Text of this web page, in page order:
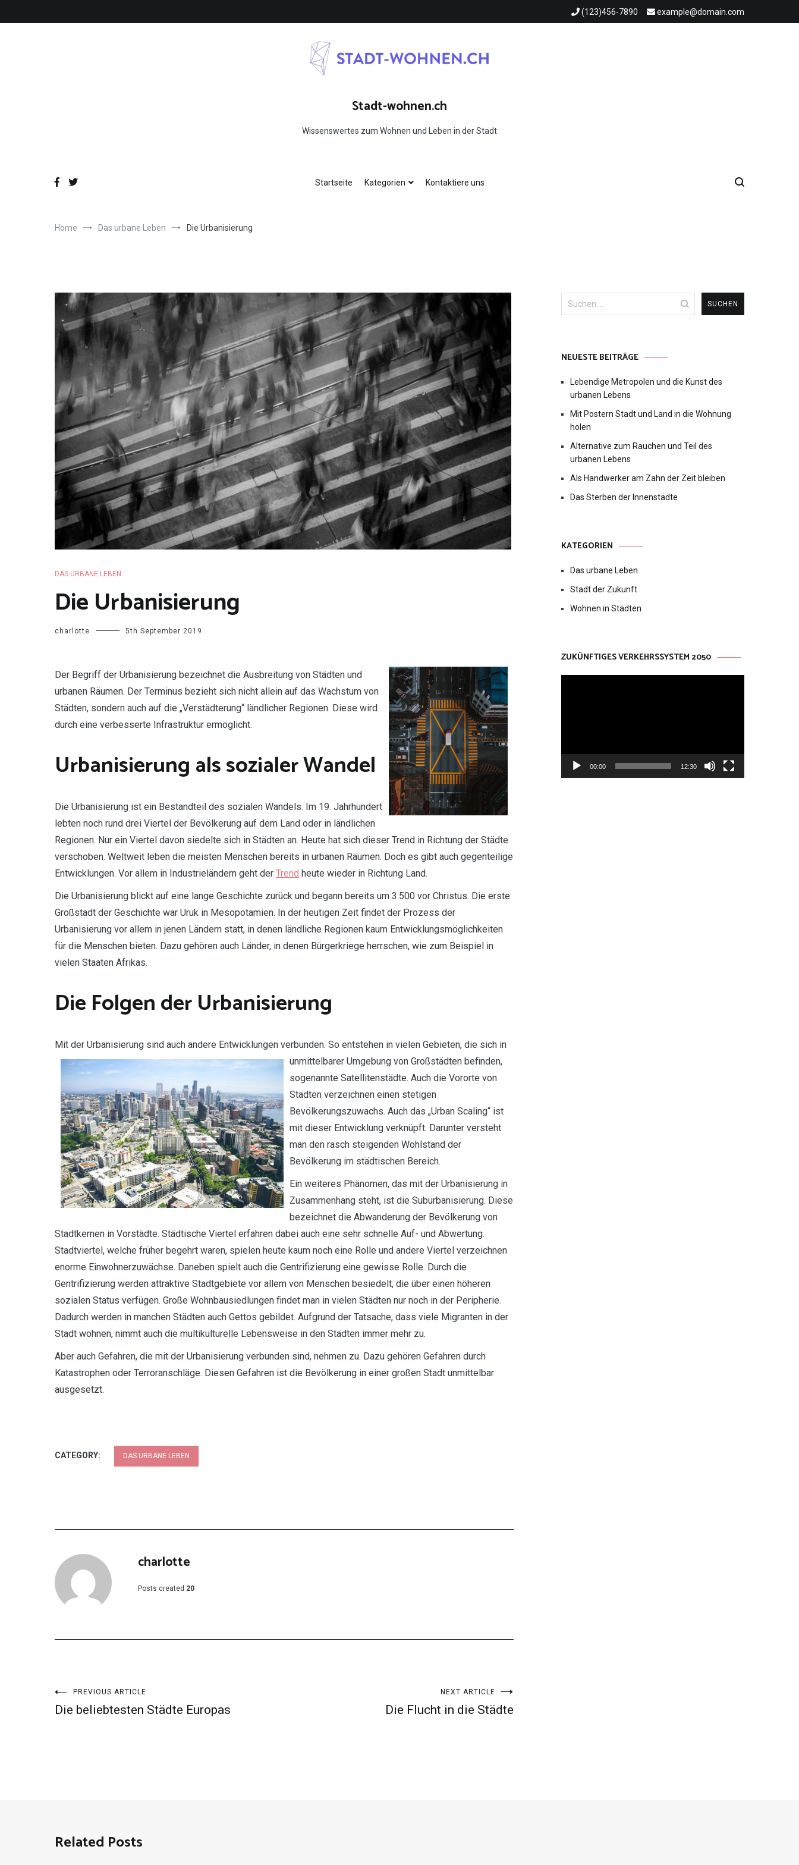
(123)456-7890 example@domain.com
Stadt-wohnen.ch
Wissenswertes zum Wohnen und Leben in der Stadt
Startseite Kategorien Kontaktiere uns
Home Das urbane Leben Die Urbanisierung
DAS URBANE LEBEN
Die Urbanisierung
charlotte 5th September 2019
Der Begriff der Urbanisierung bezeichnet die Ausbreitung von Städten und
urbanen Räumen. Der Terminus bezieht sich nicht allein auf das Wachstum von
Städten, sondern auch auf die „Verstädterung“ ländlicher Regionen. Diese wird
durch eine verbesserte Infrastruktur ermöglicht.
Urbanisierung als sozialer Wandel
Die Urbanisierung ist ein Bestandteil des sozialen Wandels. Im 19. Jahrhundert
lebten noch rund drei Viertel der Bevölkerung auf dem Land oder in ländlichen
Regionen. Nur ein Viertel davon siedelte sich in Städten an. Heute hat sich dieser Trend in Richtung der Städte
verschoben. Weltweit leben die meisten Menschen bereits in urbanen Räumen. Doch es gibt auch gegenteilige
Entwicklungen. Vor allem in Industrieländern geht der Trend heute wieder in Richtung Land.
Die Urbanisierung blickt auf eine lange Geschichte zurück und begann bereits um 3.500 vor Christus. Die erste
Großstadt der Geschichte war Uruk in Mesopotamien. In der heutigen Zeit findet der Prozess der
Urbanisierung vor allem in jenen Ländern statt, in denen ländliche Regionen kaum Entwicklungsmöglichkeiten
für die Menschen bieten. Dazu gehören auch Länder, in denen Bürgerkriege herrschen, wie zum Beispiel in
vielen Staaten Afrikas.
Die Folgen der Urbanisierung
Mit der Urbanisierung sind auch andere Entwicklungen verbunden. So entstehen in vielen Gebieten, die sich in
unmittelbarer Umgebung von Großstädten befinden,
sogenannte Satellitenstädte. Auch die Vororte von
Städten verzeichnen einen stetigen
Bevölkerungszuwachs. Auch das „Urban Scaling“ ist
mit dieser Entwicklung verknüpft. Darunter versteht
man den rasch steigenden Wohlstand der
Bevölkerung im städtischen Bereich.
Ein weiteres Phänomen, das mit der Urbanisierung in
Zusammenhang steht, ist die Suburbanisierung. Diese
bezeichnet die Abwanderung der Bevölkerung von
Stadtkernen in Vorstädte. Städtische Viertel erfahren dabei auch eine sehr schnelle Auf- und Abwertung.
Stadtviertel, welche früher begehrt waren, spielen heute kaum noch eine Rolle und andere Viertel verzeichnen
enorme Einwohnerzuwächse. Daneben spielt auch die Gentrifizierung eine gewisse Rolle. Durch die
Gentrifizierung werden attraktive Stadtgebiete vor allem von Menschen besiedelt, die über einen höheren
sozialen Status verfügen. Große Wohnbausiedlungen findet man in vielen Städten nur noch in der Peripherie.
Dadurch werden in manchen Städten auch Gettos gebildet. Aufgrund der Tatsache, dass viele Migranten in der
Stadt wohnen, nimmt auch die multikulturelle Lebensweise in den Städten immer mehr zu.
Aber auch Gefahren, die mit der Urbanisierung verbunden sind, nehmen zu. Dazu gehören Gefahren durch
Katastrophen oder Terroranschläge. Diesen Gefahren ist die Bevölkerung in einer großen Stadt unmittelbar
ausgesetzt.
CATEGORY: DAS URBANE LEBEN
charlotte
Posts created 20
Beitragsnavigation
PREVIOUS ARTICLE
Die beliebtesten Städte Europas
NEXT ARTICLE
Die Flucht in die Städte
Suche
nach:
NEUESTE BEITRÄGE
Lebendige Metropolen und die Kunst des
urbanen Lebens
Mit Postern Stadt und Land in die Wohnung
holen
Alternative zum Rauchen und Teil des
urbanen Lebens
Als Handwerker am Zahn der Zeit bleiben
Das Sterben der Innenstädte
KATEGORIEN
Das urbane Leben
Stadt der Zukunft
Wohnen in Städten
ZUKÜNFTIGES VERKEHRSSYSTEM 2050
00:00 12:30
Related Posts